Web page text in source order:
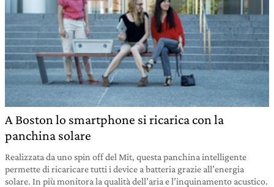
A Boston lo smartphone si ricarica con la
panchina solare
Realizzata da uno spin off del Mit, questa panchina intelligente
permette di ricaricare tutti i device a batteria grazie all’energia
solare. In più monitora la qualità dell’aria e l’inquinamento acustico.